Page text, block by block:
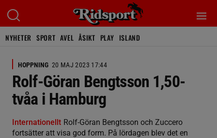
NYHETER SPORT AVEL ÅSIKT PLAY ISLAND
HOPPNING 20 MAJ 2023 17:44
Rolf-Göran Bengtsson 1,50-
tvåa i Hamburg
Internationellt Rolf-Göran Bengtsson och Zuccero
fortsätter att visa god form. På lördagen blev det en